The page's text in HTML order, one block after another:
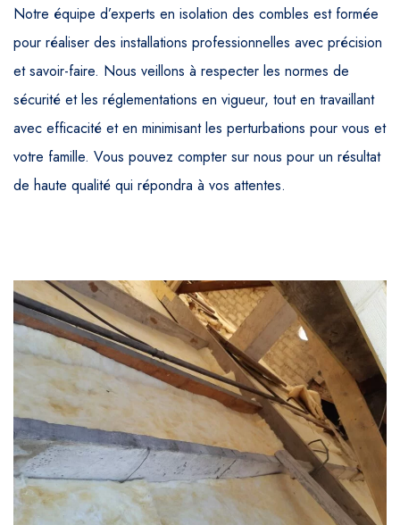
Notre équipe d’experts en isolation des combles est formée
pour réaliser des installations professionnelles avec précision
et savoir-faire. Nous veillons à respecter les normes de
sécurité et les réglementations en vigueur, tout en travaillant
avec efficacité et en minimisant les perturbations pour vous et
votre famille. Vous pouvez compter sur nous pour un résultat
de haute qualité qui répondra à vos attentes.